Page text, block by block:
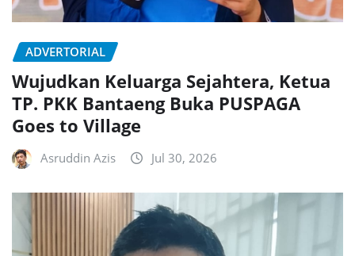
ADVERTORIAL
Wujudkan Keluarga Sejahtera, Ketua
TP. PKK Bantaeng Buka PUSPAGA
Goes to Village
Asruddin Azis Jul 30, 2026